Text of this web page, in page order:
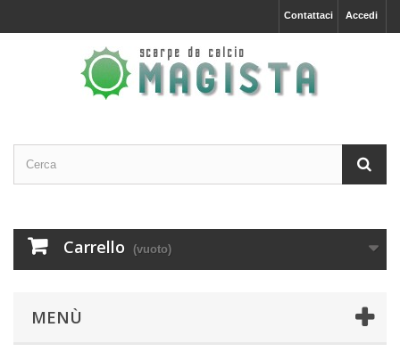
Accedi
Contattaci
Carrello (vuoto)
MENÙ